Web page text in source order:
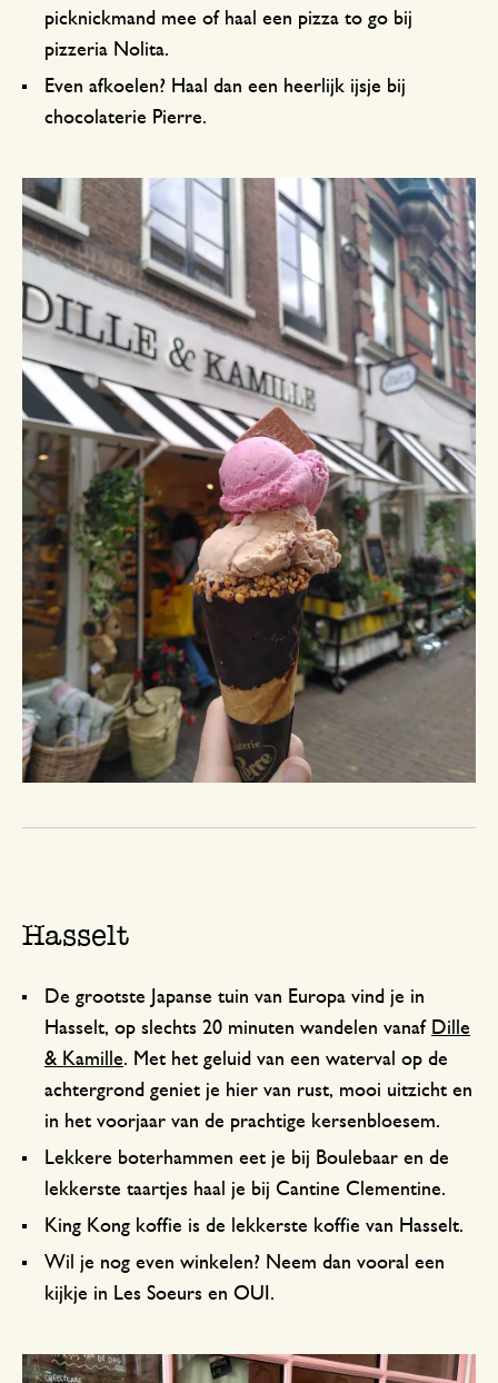
picknickmand mee of haal een pizza to go bij
pizzeria Nolita.
Even afkoelen? Haal dan een heerlijk ijsje bij
chocolaterie Pierre.
Hasselt
De grootste Japanse tuin van Europa vind je in
Hasselt, op slechts 20 minuten wandelen vanaf Dille
& Kamille. Met het geluid van een waterval op de
achtergrond geniet je hier van rust, mooi uitzicht en
in het voorjaar van de prachtige kersenbloesem.
Lekkere boterhammen eet je bij Boulebaar en de
lekkerste taartjes haal je bij Cantine Clementine.
King Kong koffie is de lekkerste koffie van Hasselt.
Wil je nog even winkelen? Neem dan vooral een
kijkje in Les Soeurs en OUI.